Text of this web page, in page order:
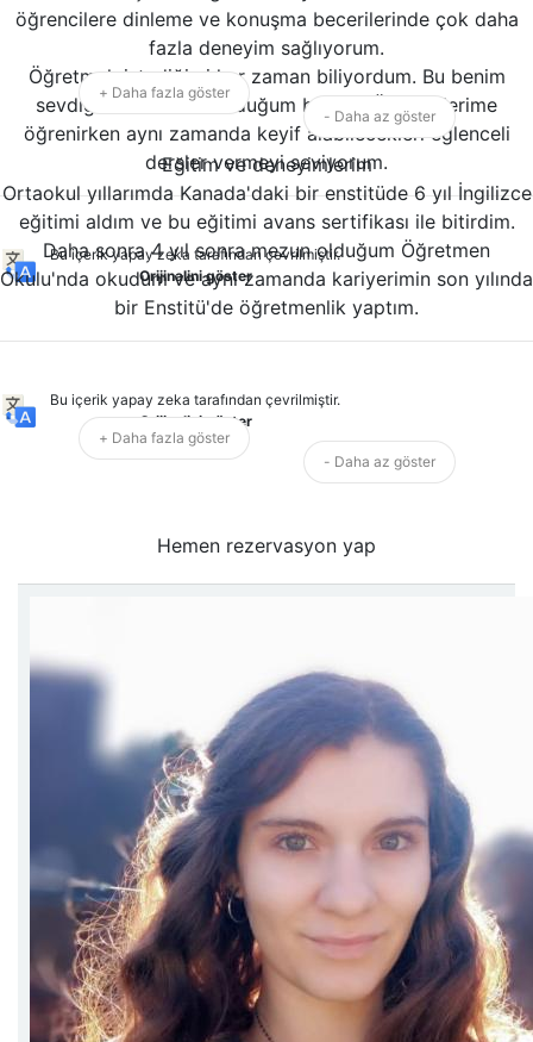
öğrencilere dinleme ve konuşma becerilerinde çok daha
fazla deneyim sağlıyorum.
Öğretmek istediğimi her zaman biliyordum. Bu benim
sevdiğim ve tutkulu olduğum bir şey. Öğrencilerime
öğrenirken aynı zamanda keyif alabilecekleri eğlenceli
dersler vermeyi seviyorum.
Bu içerik yapay zeka tarafından çevrilmiştir.
Orijinalini göster
+ Daha fazla göster
- Daha az göster
Eğitim ve deneyimlerim
Ortaokul yıllarımda Kanada'daki bir enstitüde 6 yıl İngilizce
eğitimi aldım ve bu eğitimi avans sertifikası ile bitirdim.
Daha sonra 4 yıl sonra mezun olduğum Öğretmen
Okulu'nda okudum ve aynı zamanda kariyerimin son yılında
bir Enstitü'de öğretmenlik yaptım.
Bu içerik yapay zeka tarafından çevrilmiştir.
Orijinalini göster
+ Daha fazla göster
- Daha az göster
Hemen rezervasyon yap